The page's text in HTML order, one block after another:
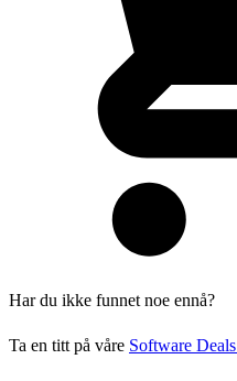
Har du ikke funnet noe ennå?
Ta en titt på våre Software Deals